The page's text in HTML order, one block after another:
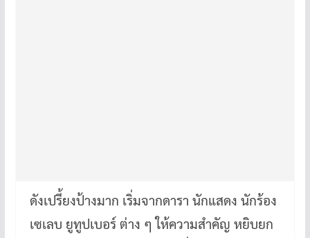
ดังเปรี้ยงป้างมาก เริ่มจากดารา นักแสดง นักร้อง
เซเลบ ยูทูปเบอร์ ต่าง ๆ ให้ความสำคัญ หยิบยก